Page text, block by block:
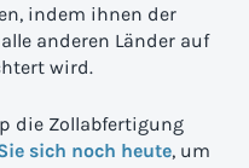
indem ihnen der
anderen Länder auf
wird.
die Zollabfertigung
sich noch heute, um